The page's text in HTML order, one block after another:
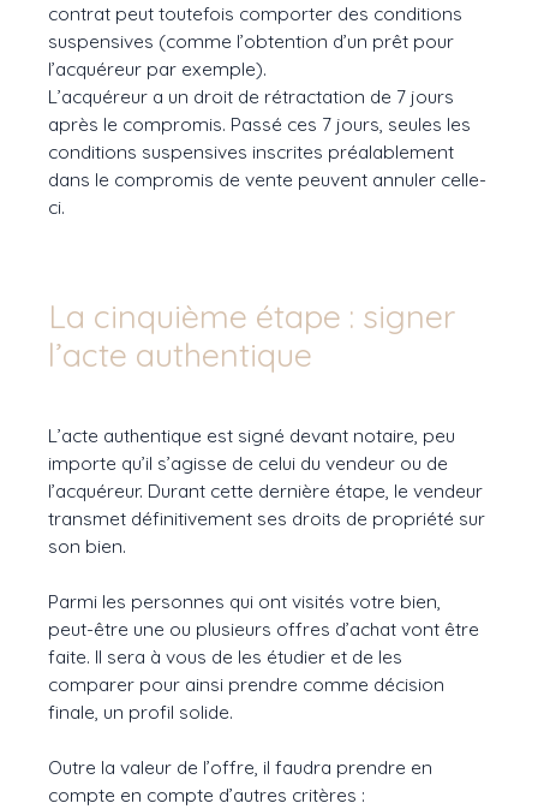
contrat peut toutefois comporter des conditions
suspensives (comme l’obtention d’un prêt pour
l’acquéreur par exemple).
L’acquéreur a un droit de rétractation de 7 jours
après le compromis. Passé ces 7 jours, seules les
conditions suspensives inscrites préalablement
dans le compromis de vente peuvent annuler celle-
ci.
La cinquième étape : signer
l’acte authentique
L’acte authentique est signé devant notaire, peu
importe qu’il s’agisse de celui du vendeur ou de
l’acquéreur. Durant cette dernière étape, le vendeur
transmet définitivement ses droits de propriété sur
son bien.
Parmi les personnes qui ont visités votre bien,
peut-être une ou plusieurs offres d’achat vont être
faite. Il sera à vous de les étudier et de les
comparer pour ainsi prendre comme décision
finale, un profil solide.
Outre la valeur de l’offre, il faudra prendre en
compte en compte d’autres critères :